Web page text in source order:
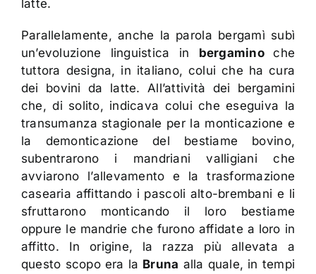
latte.
Parallelamente, anche la parola bergamì subì
un’evoluzione linguistica in bergaminoche
tuttora designa, in italiano, colui che ha cura
dei bovini da latte. All’attività dei bergamini
che, di solito, indicava colui che eseguiva la
transumanza stagionale per la monticazione e
la demonticazione del bestiame bovino,
subentrarono i mandriani valligiani che
avviarono l’allevamento e la trasformazione
casearia affittando i pascoli alto-brembani e li
sfruttarono monticando il loro bestiame
oppure le mandrie che furono affidate a loro in
affitto. In origine, la razza più allevata a
questo scopo era la Bruna alla quale, in tempi